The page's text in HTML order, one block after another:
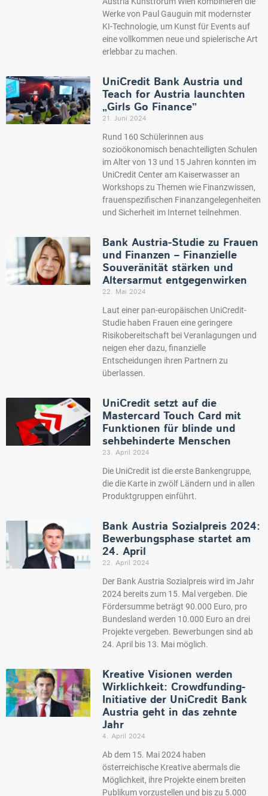
Werke von Paul Gauguin mit modernster
KI-Technologie, um Kunst für Events auf
eine vollkommen neue und spielerische Art
erlebbar zu machen.
UniCredit Bank Austria und
Teach for Austria launchten
„Girls Go Finance”
21. Juni 2024
Rund 160 Schülerinnen aus
sozioökonomisch benachteiligten Schulen
im Alter von 13 und 15 Jahren konnten im
UniCredit Center am Kaiserwasser an
Workshops zu Themen wie Finanzwissen,
frauenspezifischen Finanzangelegenheiten
und Sicherheit im Internet teilnehmen.
Bank Austria-Studie zu Frauen
und Finanzen – Finanzielle
Souveränität stärken und
Altersarmut entgegenwirken
22. Mai 2024
Laut einer pan-europäischen UniCredit-
Studie haben Frauen eine geringere
Risikobereitschaft bei Veranlagungen und
neigen eher dazu, finanzielle
Entscheidungen ihren Partnern zu
überlassen.
UniCredit setzt auf die
Mastercard Touch Card mit
Funktionen für blinde und
sehbehinderte Menschen
23. April 2024
Die UniCredit ist die erste Bankengruppe,
die die Karte in zwölf Ländern und in allen
Produktgruppen einführt.
Bank Austria Sozialpreis 2024:
Bewerbungsphase startet am
24. April
22. April 2024
Der Bank Austria Sozialpreis wird im Jahr
2024 bereits zum 15. Mal vergeben. Die
Fördersumme beträgt 90.000 Euro, pro
Bundesland werden 10.000 Euro an drei
Projekte vergeben. Bewerbungen sind ab
24. April bis 13. Mai möglich.
Kreative Visionen werden
Wirklichkeit: Crowdfunding-
Initiative der UniCredit Bank
Austria geht in das zehnte
Jahr
4. April 2024
Ab dem 15. Mai 2024 haben
österreichische Kreative abermals die
Möglichkeit, ihre Projekte einem breiten
Publikum vorzustellen und bis zu 5.000